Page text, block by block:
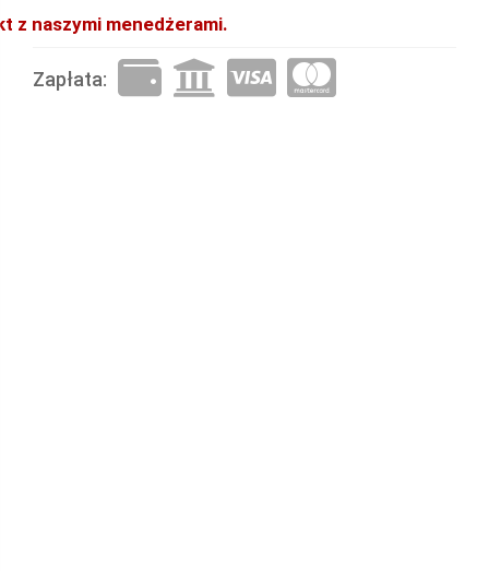
z naszymi menedżerami.
Zapłata: